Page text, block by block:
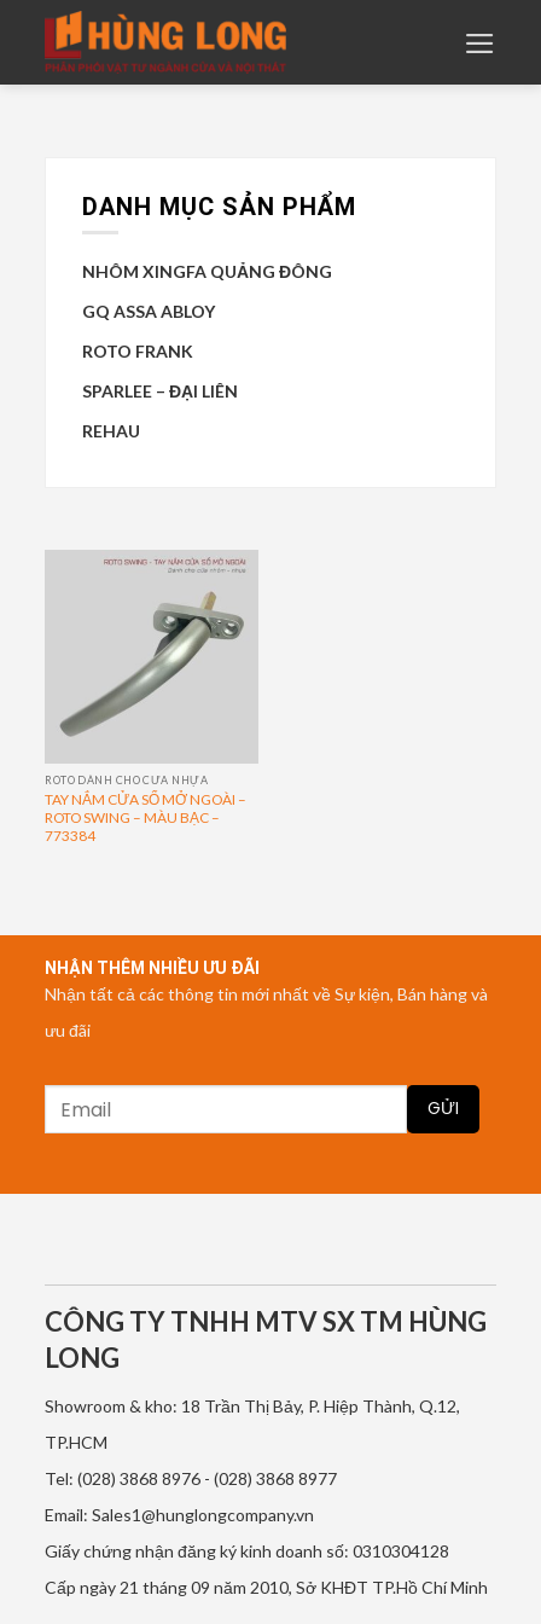
DANH MỤC SẢN PHẨM
NHÔM XINGFA QUẢNG ĐÔNG
GQ ASSA ABLOY
ROTO FRANK
SPARLEE – ĐẠI LIÊN
REHAU
ROTO DÀNH CHO CỬA NHỰA
TAY NẮM CỬA SỔ MỞ NGOÀI –
ROTO SWING – MÀU BẠC –
773384
NHẬN THÊM NHIỀU ƯU ĐÃI
Nhận tất cả các thông tin mới nhất về Sự kiện, Bán hàng và
ưu đãi
CÔNG TY TNHH MTV SX TM HÙNG
LONG
Showroom & kho: 18 Trần Thị Bảy, P. Hiệp Thành, Q.12,
TP.HCM
Tel: (028) 3868 8976 - (028) 3868 8977
Email: Sales1@hunglongcompany.vn
Giấy chứng nhận đăng ký kinh doanh số: 0310304128
Cấp ngày 21 tháng 09 năm 2010, Sở KHĐT TP.Hồ Chí Minh